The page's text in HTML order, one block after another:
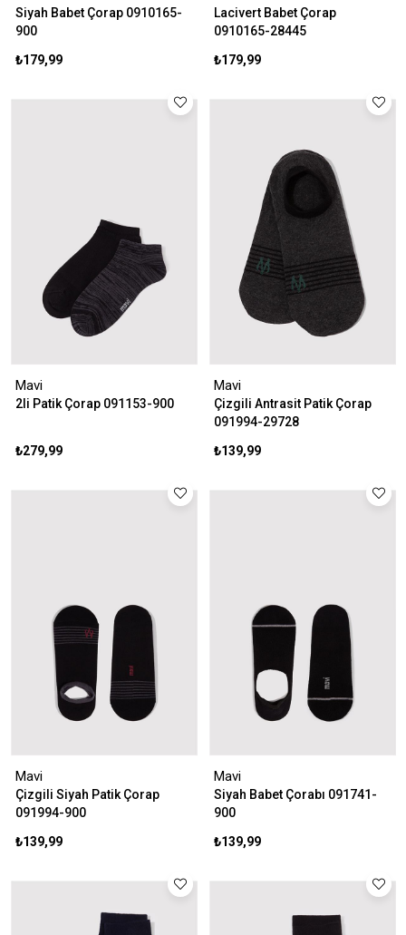
Siyah Babet Çorap 0910165-
900
₺179,99
Lacivert Babet Çorap
0910165-28445
₺179,99
Mavi
2li Patik Çorap 091153-900
₺279,99
Mavi
Çizgili Antrasit Patik Çorap
091994-29728
₺139,99
Mavi
Çizgili Siyah Patik Çorap
091994-900
₺139,99
Mavi
Siyah Babet Çorabı 091741-
900
₺139,99